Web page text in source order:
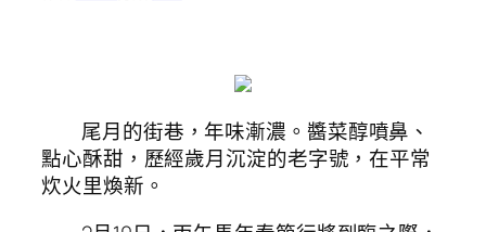
尾月的街巷，年味漸濃。醬菜醇噴鼻、
點心酥甜，歷經歲月沉淀的老字號，在平常
炊火里煥新。